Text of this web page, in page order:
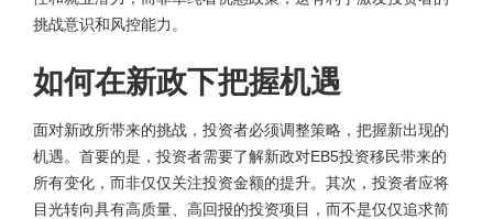
挑战意识和风控能力。
如何在新政下把握机遇
面对新政所带来的挑战，投资者必须调整策略，把握新出现的
机遇。首要的是，投资者需要了解新政对EB5投资移民带来的
所有变化，而非仅仅关注投资金额的提升。其次，投资者应将
目光转向具有高质量、高回报的投资项目，而不是仅仅追求简